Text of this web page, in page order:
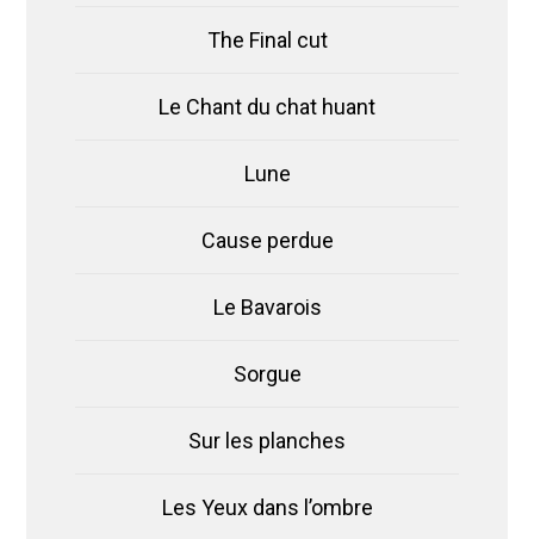
The Final cut
Le Chant du chat huant
Lune
Cause perdue
Le Bavarois
Sorgue
Sur les planches
Les Yeux dans l’ombre